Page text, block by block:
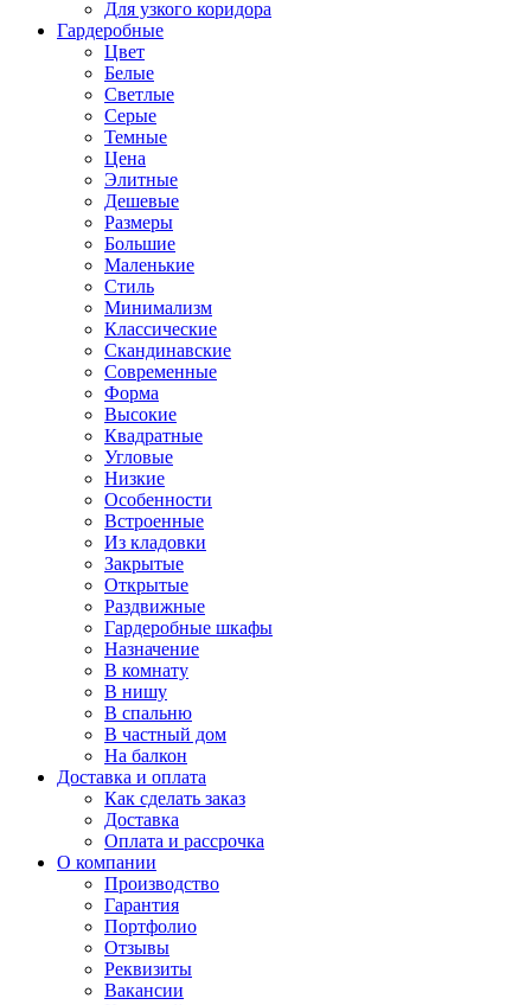
Для узкого коридора
Гардеробные
Цвет
Белые
Светлые
Серые
Темные
Цена
Элитные
Дешевые
Размеры
Большие
Маленькие
Стиль
Минимализм
Классические
Скандинавские
Современные
Форма
Высокие
Квадратные
Угловые
Низкие
Особенности
Встроенные
Из кладовки
Закрытые
Открытые
Раздвижные
Гардеробные шкафы
Назначение
В комнату
В нишу
В спальню
В частный дом
На балкон
Доставка и оплата
Как сделать заказ
Доставка
Оплата и рассрочка
О компании
Производство
Гарантия
Портфолио
Отзывы
Реквизиты
Вакансии